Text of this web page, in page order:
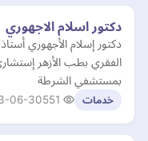
دكتور اسلام الاجهوري
دكتور إسلام الأجهوري
الفقري بطب الأزهر
بمستشفي الشرطة
خدمات 06-30